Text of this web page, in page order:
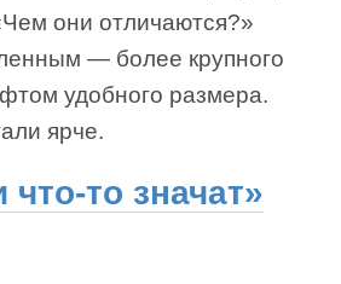
они отличаются?»
— более крупного
удобного размера.
ярче.
то значат»